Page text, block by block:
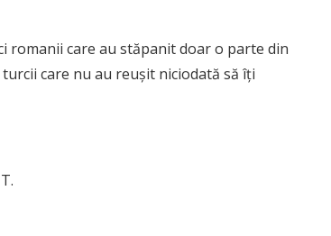
romanii care au stăpanit doar o parte din
care nu au reușit niciodată să îți